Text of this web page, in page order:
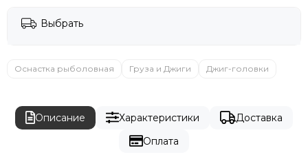
Выбрать
Оснастка рыболовная Груза и Джиги Джиг-головки
Описание Характеристики
Доставка
Оплата